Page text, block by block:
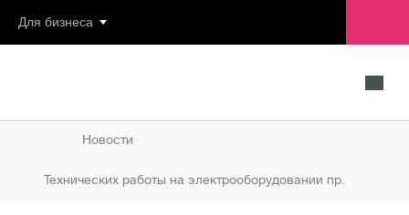
Для бизнеса
Новости
Технических работы на электрооборудовании пр.